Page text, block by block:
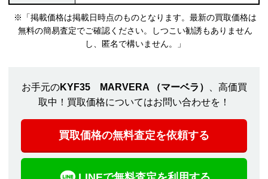
※「掲載価格は掲載日時点のものとなります。最新の買取価格は
無料の簡易査定でご確認ください。しつこい勧誘もありません
し、匿名で構いません。」
お手元のKYF35 MARVERA （マーベラ）
、高価買
取中！買取価格についてはお問い合わせを！
買取価格の無料査定を依頼する